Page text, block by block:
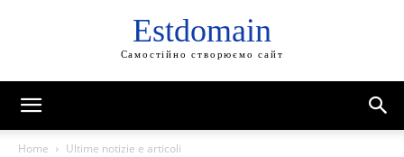
Estdomain
Самостійно створюємо сайт
Home Ultime notizie e articoli